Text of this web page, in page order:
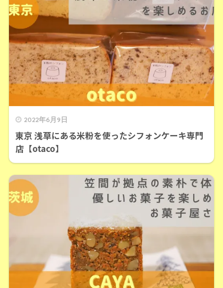
2022年6月9日
東京 浅草にある米粉を使ったシフォンケーキ専門
店【otaco】